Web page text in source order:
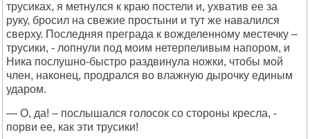
трусиках, я метнулся к краю постели и, ухватив ее за
руку, бросил на свежие простыни и тут же навалился
сверху. Последняя преграда к вожделенному местечку –
трусики, - лопнули под моим нетерпеливым напором, и
Ника послушно-быстро раздвинула ножки, чтобы мой
член, наконец, продрался во влажную дырочку единым
ударом.
— О, да! – послышался голосок со стороны кресла, -
порви ее, как эти трусики!